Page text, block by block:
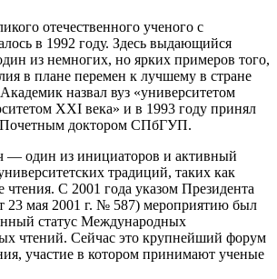
отечественного ученого с
в 1992 году. Здесь выдающийся
из немногих, но ярких примеров того,
в плане перемен к лучшему в стране
назвал вуз «университетом
XXI века» и в 1993 году принял
Почетным доктором СПбГУП.
— один из инициаторов и активный
традиций, таких как
С 2001 года указом Президента
мая 2001 г. № 587) мероприятию был
статус Международных
чтений. Сейчас это крупнейший форум
участие в котором принимают ученые